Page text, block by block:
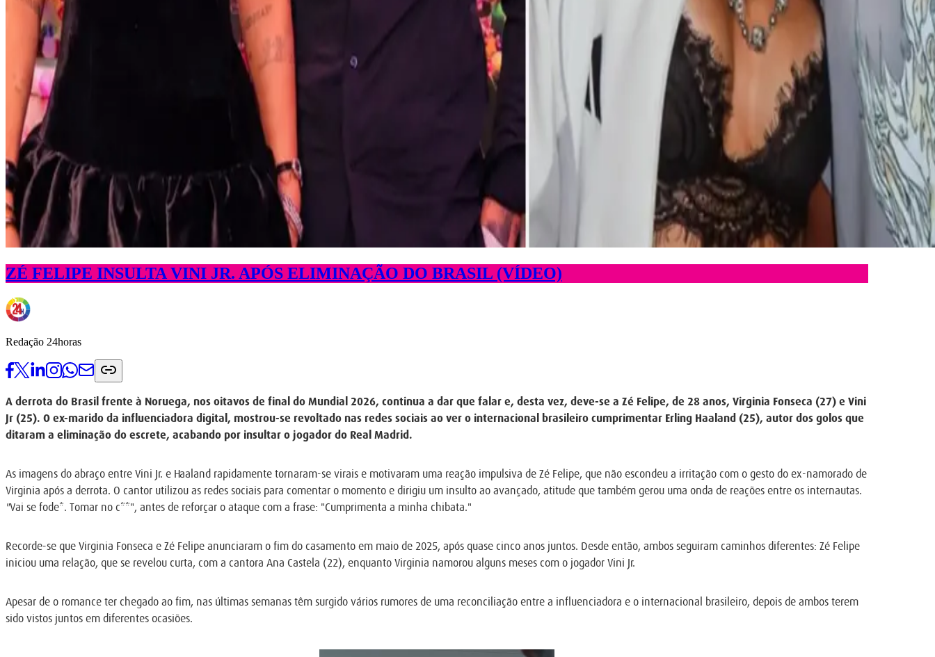
ZÉ FELIPE INSULTA VINI JR. APÓS ELIMINAÇÃO DO BRASIL (VÍDEO)
Redação 24horas
A derrota do Brasil frente à Noruega, nos oitavos de final do Mundial 2026, continua a dar que falar e, desta vez, deve-se a Zé Felipe, de 28 anos, Virginia Fonseca (27) e Vini
Jr (25). O ex-marido da influenciadora digital, mostrou-se revoltado nas redes sociais ao ver o internacional brasileiro cumprimentar Erling Haaland (25), autor dos golos que
ditaram a eliminação do escrete, acabando por insultar o jogador do Real Madrid.
As imagens do abraço entre Vini Jr. e Haaland rapidamente tornaram-se virais e motivaram uma reação impulsiva de Zé Felipe, que não escondeu a irritação com o gesto do ex-namorado de
Virginia após a derrota. O cantor utilizou as redes sociais para comentar o momento e dirigiu um insulto ao avançado, atitude que também gerou uma onda de reações entre os internautas.
"Vai se fode*. Tomar no c**", antes de reforçar o ataque com a frase: "Cumprimenta a minha chibata."
Recorde-se que Virginia Fonseca e Zé Felipe anunciaram o fim do casamento em maio de 2025, após quase cinco anos juntos. Desde então, ambos seguiram caminhos diferentes: Zé Felipe
iniciou uma relação, que se revelou curta, com a cantora Ana Castela (22), enquanto Virginia namorou alguns meses com o jogador Vini Jr.
Apesar de o romance ter chegado ao fim, nas últimas semanas têm surgido vários rumores de uma reconciliação entre a influenciadora e o internacional brasileiro, depois de ambos terem
sido vistos juntos em diferentes ocasiões.